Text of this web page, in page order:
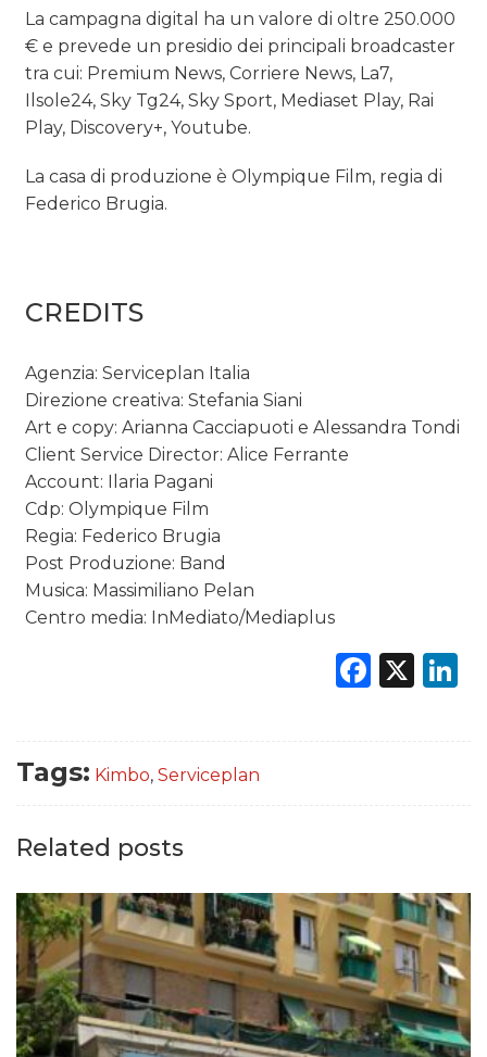
La campagna digital ha un valore di oltre 250.000
€ e prevede un presidio dei principali broadcaster
tra cui: Premium News, Corriere News, La7,
Ilsole24, Sky Tg24, Sky Sport, Mediaset Play, Rai
Play, Discovery+, Youtube.
La casa di produzione è Olympique Film, regia di
Federico Brugia.
CREDITS
Agenzia: Serviceplan Italia
Direzione creativa: Stefania Siani
Art e copy: Arianna Cacciapuoti e Alessandra Tondi
Client Service Director: Alice Ferrante
Account: Ilaria Pagani
Cdp: Olympique Film
Regia: Federico Brugia
Post Produzione: Band
Musica: Massimiliano Pelan
Centro media: InMediato/Mediaplus
X
Tags: Kimbo, Serviceplan
Related posts